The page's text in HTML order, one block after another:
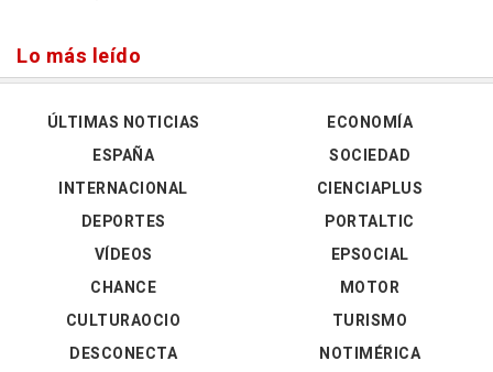
Lo más leído
ÚLTIMAS NOTICIAS
ESPAÑA
INTERNACIONAL
DEPORTES
VÍDEOS
ECONOMÍA
SOCIEDAD
CIENCIAPLUS
PORTALTIC
EPSOCIAL
CHANCE
CULTURAOCIO
DESCONECTA
MOTOR
TURISMO
NOTIMÉRICA